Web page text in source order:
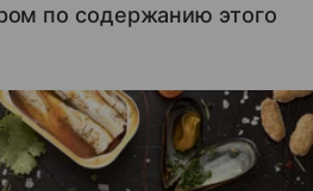
по содержанию этого